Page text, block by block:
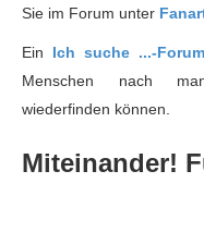
Sie im Forum unter
Ein Ich suche ...-Forum
Menschen nach
wiederfinden können.
Miteinander!